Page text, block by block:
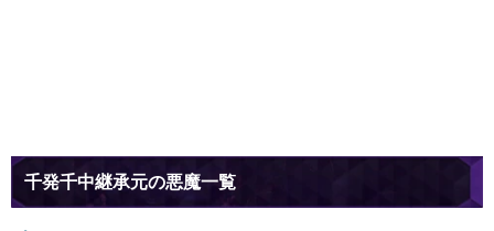
千発千中継承元の悪魔一覧